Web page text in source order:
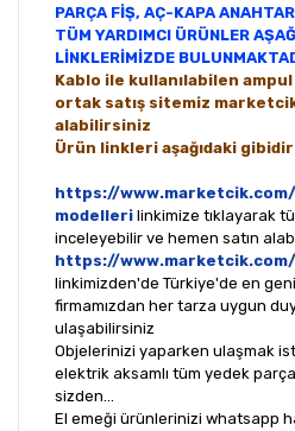
PARÇA FİŞ, AÇ-KAPA
TÜM YARDIMCI ÜRÜNLER
LİNKLERİMİZDE
Kablo ile kullanılabilen
ortak satış sitemiz
alabilirsiniz
Ürün linkleri aşağıdaki gibidir
https://
modelleri linkimize tıklayarak
inceleyebilir ve hemen satın
https://
linkimizden'de Türkiye'de en
firmamızdan her tarza uygun
ulaşabilirsiniz
Objelerinizi yaparken ulaşmak
elektrik aksamlı tüm yedek
sizden...
El emeği ürünlerinizi whatsapp